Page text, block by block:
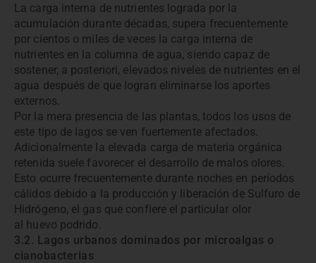
La carga interna de nutrientes lograda por la
acumulación durante décadas, supera frecuentemente
por cientos o miles de veces la carga interna de
nutrientes en la columna de agua, siendo capaz de
sostener, a posteriori, elevados niveles de nutrientes en el
agua después de que logran eliminarse los aportes
externos.
Por la mera presencia de las plantas, todos los usos de
este tipo de lagos se ven fuertemente afectados.
Adicionalmente la elevada carga de materia orgánica
retenida suele favorecer el desarrollo de malos olores.
Esto ocurre frecuentemente durante noches en períodos
cálidos debido a la producción y liberación de Sulfuro de
Hidrógeno, el gas que confiere el particular olor
al huevo podrido.
3.2. Lagos urbanos dominados por microalgas o
cianobacterias